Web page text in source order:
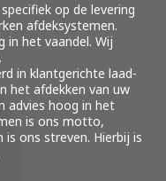
op de levering
afdeksystemen.
in het vaandel. Wij
in klantgerichte laad-
het afdekken van uw
advies hoog in het
is ons motto,
ons streven. Hierbij is